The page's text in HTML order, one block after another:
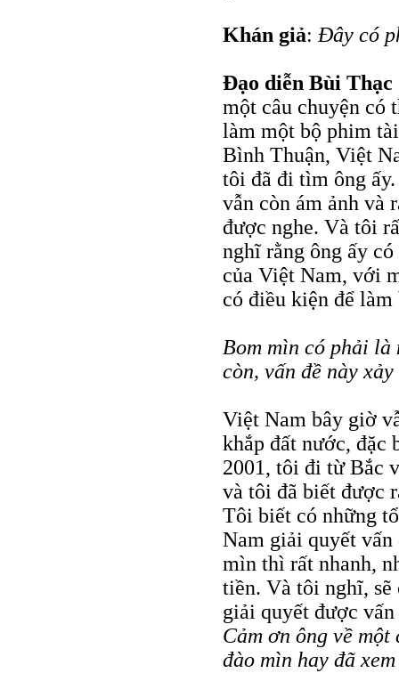
Khán giả:Đây có
Đạo diễn Bùi
một câu chuyện có
làm một bộ phim
Bình Thuận, Việt
tôi đã đi tìm ông
vẫn còn ám ảnh và
được nghe. Và tôi
nghĩ rằng ông ấy
của Việt Nam, với
có điều kiện để làm
Bom mìn có phải là
còn, vấn đề này
Việt Nam bây giờ
khắp đất nước, đặc
2001, tôi đi từ Bắc
và tôi đã biết được
Tôi biết có những
Nam giải quyết
mìn thì rất nhanh,
tiền. Và tôi nghĩ, sẽ
giải quyết được vấn
Cảm ơn ông về
đào mìn hay đã